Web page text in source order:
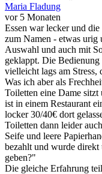
Maria Fladung
vor 5 Monaten
Essen war lecker und
zum Namen - etwas urig
Auswahl und auch mit
geklappt. Die
vielleicht lags am Stress,
Was ich aber als
Toiletten eine Dame
ist in einem Restaurant
locker 30/40€ dort
Toiletten dann leider
Seife und leere
bezahlt und wurde
geben?"
Die gleiche Erfahrung